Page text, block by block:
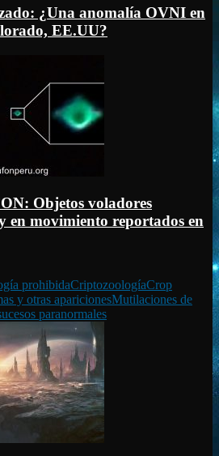
¿Una anomalía OVNI en
EE.UU?
Objetos voladores
en movimiento reportados en
prohibidaCriptozoologíaCrop
y otras aparicionesMutilaciones de
paranormales